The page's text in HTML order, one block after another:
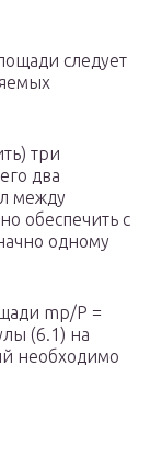
следует
три
два
между
обеспечить с
одному
mp/P =
(6.1) на
необходимо